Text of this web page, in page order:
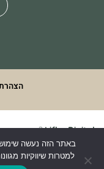
Lifko Digital
באתר הזה נעשה שימוש
למטרות שיווקיות